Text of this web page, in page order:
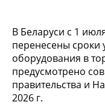
В Беларуси с 1
перенесены сроки
оборудования в
предусмотрено
правительства и
2026 г.